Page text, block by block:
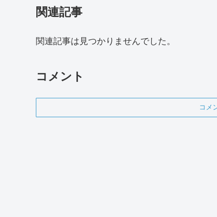
関連記事
関連記事は見つかりませんでした。
コメント
コメ